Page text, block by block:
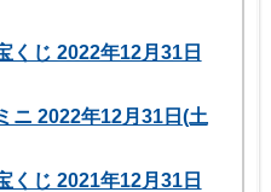
くじ 2022年12月31日
ニ 2022年12月31日(土
くじ 2021年12月31日